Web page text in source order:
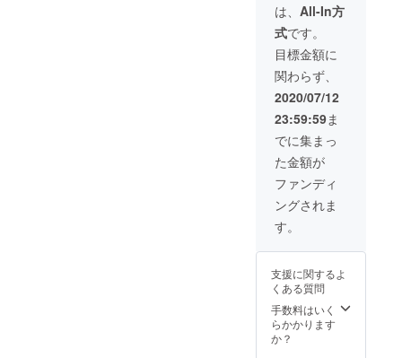
Universal –
普遍的・誰
でも使える
性別や年代
を問わず。
シンプルか
つニュート
ラルなデザ
インで、ど
んなライフ
スタイルに
も寄り添
い、長く愛
される存在
に。
Uplift – 気分
は、 All-In方
式です。
目標金額に
関わらず、
2020/07/12
23:59:59ま
でに集まっ
た金額が
ファンディ
ングされま
す。
支援に関するよ
くある質問
手数料はいく
らかかります
か？